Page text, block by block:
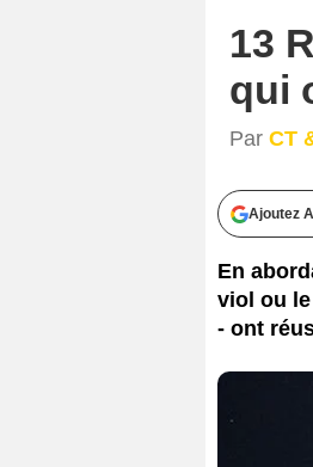
13
qui
Par CT
Ajoutez
En
viol ou
- ont